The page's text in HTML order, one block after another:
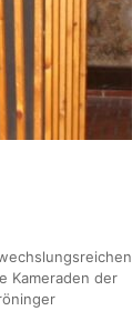
Kameraden der